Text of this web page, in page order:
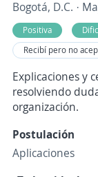
Bogotá, D.C. ·
Positiva
Recibí pero no
Explicaciones y
resolviendo
organización.
Postulación
Aplicaciones